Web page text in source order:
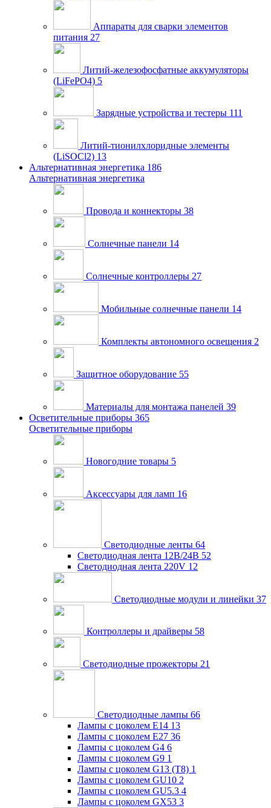
Аппараты для сварки элементов
питания 27
Литий-железофосфатные аккумуляторы
(LiFePO4) 5
Зарядные устройства и тестеры 111
Литий-тионилхлоридные элементы
(LiSOCl2) 13
Альтернативная энергетика 186
Альтернативная энергетика
Провода и коннекторы 38
Солнечные панели 14
Солнечные контроллеры 27
Мобильные солнечные панели 14
Комплекты автономного освещения 2
Защитное оборудование 55
Материалы для монтажа панелей 39
Осветительные приборы 365
Осветительные приборы
Новогодние товары 5
Аксессуары для ламп 16
Светодиодные ленты 64
Светодиодная лента 12В/24В 52
Светодиодная лента 220V 12
Светодиодные модули и линейки 37
Контроллеры и драйверы 58
Светодиодные прожекторы 21
Светодиодные лампы 66
Лампы с цоколем E14 13
Лампы с цоколем E27 36
Лампы с цоколем G4 6
Лампы с цоколем G9 1
Лампы с цоколем G13 (Т8) 1
Лампы с цоколем GU10 2
Лампы с цоколем GU5.3 4
Лампы с цоколем GX53 3